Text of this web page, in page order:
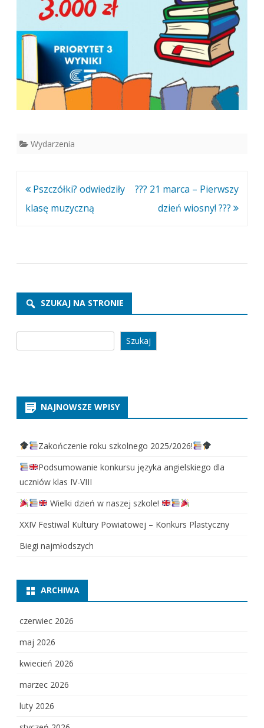
Wydarzenia
Nawigacja
wpisu
Pszczółki? odwiedziły
klasę muzyczną
??? 21 marca – Pierwszy
dzień wiosny! ???
SZUKAJ NA STRONIE
Szukaj
NAJNOWSZE WPISY
Zakończenie roku szkolnego 2025/2026!
Podsumowanie konkursu języka angielskiego dla
uczniów klas IV-VIII
Wielki dzień w naszej szkole!
XXIV Festiwal Kultury Powiatowej – Konkurs Plastyczny
Biegi najmłodszych
ARCHIWA
czerwiec 2026
maj 2026
kwiecień 2026
marzec 2026
luty 2026